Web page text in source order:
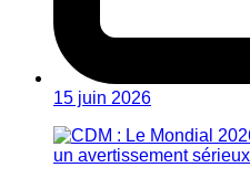
15 juin 2026